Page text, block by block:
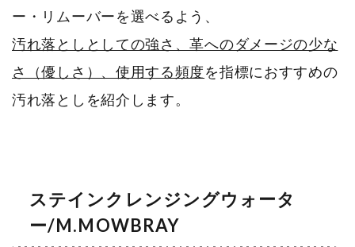
ー・リムーバーを選べるよう、
汚れ落としとしての強さ、革へのダメージの少な
さ（優しさ）、使用する頻度 を指標におすすめの
汚れ落としを紹介します。
ステインクレンジングウォータ
ー/M.MOWBRAY